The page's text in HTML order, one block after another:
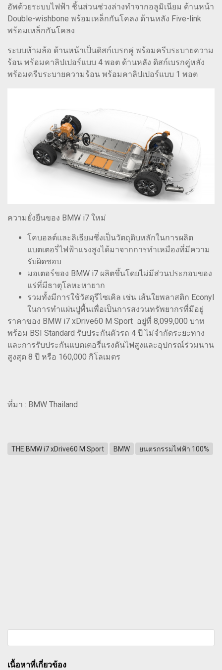
อัพด้วยระบบไฟฟ้า ชิ้นส่วนช่วงล่างทำจากอลูมิเนียม ด้านหน้า
Double-wishbone พร้อมเหล็กกันโคลง ด้านหลัง Five-link
พร้อมเหล็กกันโคลง
ระบบห้ามล้อ ด้านหน้าเป็นดิสก์เบรกคู่ พร้อมครีบระบายความ
ร้อน พร้อมคาลิปเปอร์แบบ 4 พอต ด้านหลัง ดิสก์เบรกคู่หลัง
พร้อมครีบระบายความร้อน พร้อมคาลิปเปอร์แบบ 1 พอต
ความยั่งยืนของ BMW i7 ใหม่
โคบอลต์และลิเธียมซึ่งเป็นวัตถุดิบหลักในการผลิต
แบตเตอรี่ไฟฟ้าแรงสูงได้มาจากการทำเหมืองที่มีความ
รับผิดชอบ
มอเตอร์ของ BMW i7 ผลิตขึ้นโดยไม่มีส่วนประกอบของ
แร่ที่มีธาตุโลหะหายาก
รวมทั้งมีการใช้วัสดุรีไซเคิล เช่น เส้นใยพลาสติก Econyl
ในการทำแผ่นปูพื้นเพื่อเป็นการสงวนทรัพยากรที่มีอยู่
ราคาของ BMW i7 xDrive60 M Sport อยู่ที่ 8,099,000 บาท
พร้อม BSI Standard รับประกันตัวรถ 4 ปี ไม่จำกัดระยะทาง
และการรับประกันแบตเตอรี่แรงดันไฟสูงและอุปกรณ์ร่วมนาน
สูงสุด 8 ปี หรือ 160,000 กิโลเมตร
ที่มา : BMW Thailand
THE BMW i7 xDrive60 M Sport BMW ยนตรกรรมไฟฟ้า 100%
เนื้อหาที่เกี่ยวข้อง